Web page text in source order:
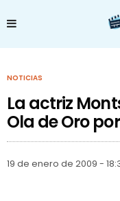
NOTICIAS
La actriz
Ola de Oro
19 de enero de 2009 -